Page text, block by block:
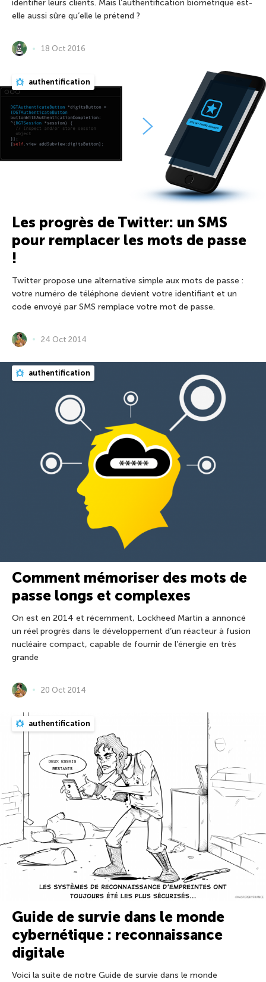
identifier leurs clients. Mais l’authentification biométrique est-
elle aussi sûre qu’elle le prétend ?
18 Oct 2016
authentification
Les progrès de Twitter: un SMS
pour remplacer les mots de passe
!
Twitter propose une alternative simple aux mots de passe :
votre numéro de téléphone devient votre identifiant et un
code envoyé par SMS remplace votre mot de passe.
24 Oct 2014
authentification
Comment mémoriser des mots de
passe longs et complexes
On est en 2014 et récemment, Lockheed Martin a annoncé
un réel progrès dans le développement d’un réacteur à fusion
nucléaire compact, capable de fournir de l’énergie en très
grande
20 Oct 2014
authentification
Guide de survie dans le monde
cybernétique : reconnaissance
digitale
Voici la suite de notre Guide de survie dans le monde